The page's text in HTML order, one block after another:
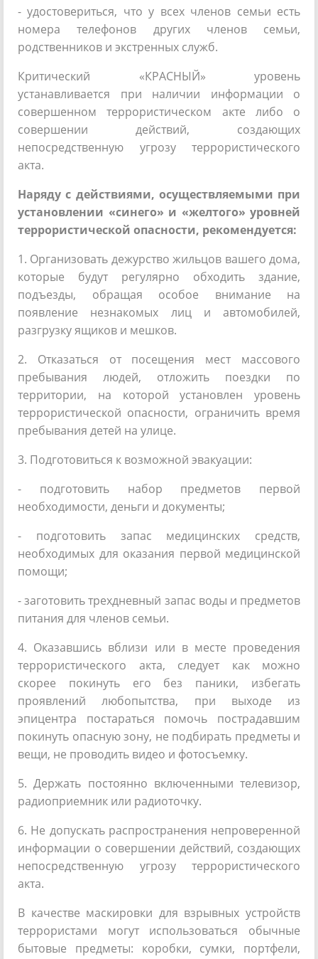
- удостовериться, что у всех членов семьи есть
номера телефонов других членов семьи,
родственников и экстренных служб.
Критический «КРАСНЫЙ» уровень
устанавливается при наличии информации о
совершенном террористическом акте либо о
совершении действий, создающих
непосредственную угрозу террористического
акта.
Наряду с действиями, осуществляемыми при
установлении «синего» и «желтого» уровней
террористической опасности, рекомендуется:
1. Организовать дежурство жильцов вашего дома,
которые будут регулярно обходить здание,
подъезды, обращая особое внимание на
появление незнакомых лиц и автомобилей,
разгрузку ящиков и мешков.
2. Отказаться от посещения мест массового
пребывания людей, отложить поездки по
территории, на которой установлен уровень
террористической опасности, ограничить время
пребывания детей на улице.
3. Подготовиться к возможной эвакуации:
- подготовить набор предметов первой
необходимости, деньги и документы;
- подготовить запас медицинских средств,
необходимых для оказания первой медицинской
помощи;
- заготовить трехдневный запас воды и предметов
питания для членов семьи.
4. Оказавшись вблизи или в месте проведения
террористического акта, следует как можно
скорее покинуть его без паники, избегать
проявлений любопытства, при выходе из
эпицентра постараться помочь пострадавшим
покинуть опасную зону, не подбирать предметы и
вещи, не проводить видео и фотосъемку.
5. Держать постоянно включенными телевизор,
радиоприемник или радиоточку.
6. Не допускать распространения непроверенной
информации о совершении действий, создающих
непосредственную угрозу террористического
акта.
В качестве маскировки для взрывных устройств
террористами могут использоваться обычные
бытовые предметы: коробки, сумки, портфели,